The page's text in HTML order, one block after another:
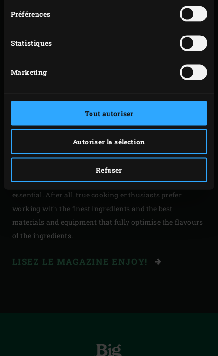
Préférences
Statistiques
Marketing
Tout autoriser
Autoriser la sélection
Refuser
In this issue we will introduce you to the culinary
diversity of Iceland. Let this Enjoy! be your guide and
you’ll enjoy the best dishes, prepared using the finest
seasonal ingredients. The Big Green Egg is, of course,
essential. After all, true cooking enthusiasts prefer
working with the finest ingredients and the best
materials and equipment that fully optimise the flavours
of the ingredients.
LISEZ LE MAGAZINE ENJOY!